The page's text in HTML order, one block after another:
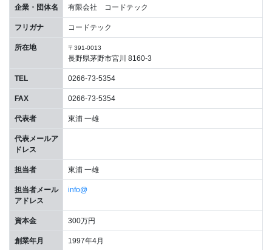
企業・団体名 有限会社 コードテック
フリガナ コードテック
所在地 〒391-0013
長野県茅野市宮川 8160-3
TEL 0266-73-5354
FAX 0266-73-5354
代表者 東浦 一雄
代表メールア
ドレス
担当者 東浦 一雄
担当者メール
アドレス
info@
資本金 300万円
創業年月 1997年4月